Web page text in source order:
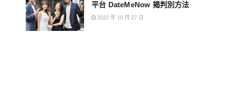
平台 DateMeNow 揭判別方法
2022 年 10 月 27 日